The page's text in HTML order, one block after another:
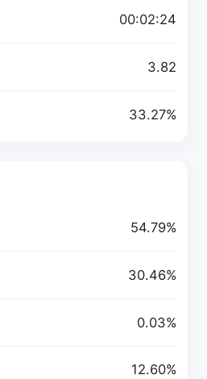
00:02:24
3.82
33.27%
54.79%
30.46%
0.03%
12.60%